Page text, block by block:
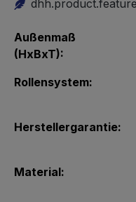
Außenmaß
(HxBxT):
Rollensystem:
Herstellergarantie:
Material: